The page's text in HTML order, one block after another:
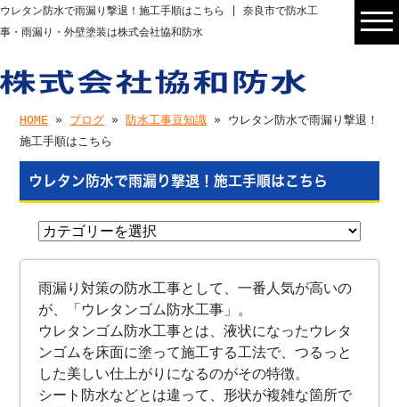
ウレタン防水で雨漏り撃退！施工手順はこちら | 奈良市で防水工
事・雨漏り・外壁塗装は株式会社協和防水
HOME » ブログ » 防水工事豆知識 » ウレタン防水で雨漏り撃退！
施工手順はこちら
ウレタン防水で雨漏り撃退！施工手順はこちら
雨漏り対策の防水工事として、一番人気が高いの
が、「ウレタンゴム防水工事」。
ウレタンゴム防水工事とは、液状になったウレタ
ンゴムを床面に塗って施工する工法で、つるっと
した美しい仕上がりになるのがその特徴。
シート防水などとは違って、形状が複雑な箇所で